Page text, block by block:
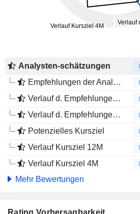
Analysten-schätzungen
Empfehlungen der Analysten
Verlauf d. Empfehlungen 12M
Verlauf d. Empfehlungen 4M
Potenzielles Kursziel
Verlauf Kursziel 12M
Verlauf Kursziel 4M
Mehr Bewertungen
Rating Vorhersagbarkeit